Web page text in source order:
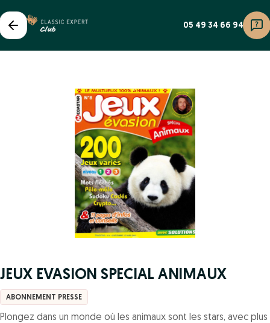
05 49 34 66 94
JEUX EVASION SPECIAL ANIMAUX
ABONNEMENT PRESSE
Plongez dans un monde où les animaux sont les stars, avec plus